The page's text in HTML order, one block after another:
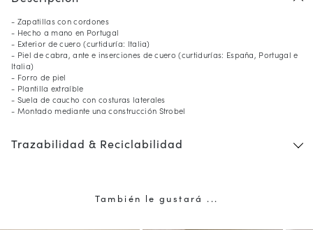
- Zapatillas con cordones
- Hecho a mano en Portugal
- Exterior de cuero (curtiduría: Italia)
- Piel de cabra, ante e inserciones de cuero (curtidurías: España, Portugal e
Italia)
- Forro de piel
- Plantilla extraíble
- Suela de caucho con costuras laterales
- Montado mediante una construcción Strobel
Trazabilidad & Reciclabilidad
También le gustará ...